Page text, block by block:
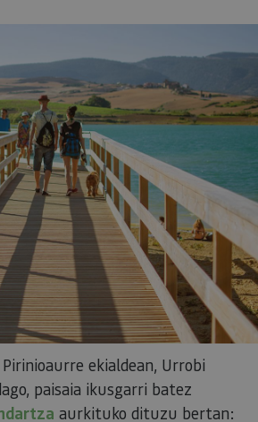
ekialdean, Urrobi
paisaia ikusgarri batez
aurkituko dituzu bertan: